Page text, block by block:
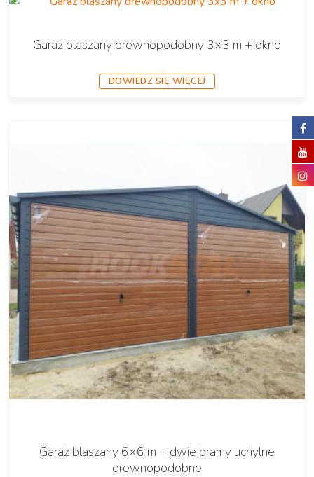
Garaż blaszany drewnopodobny 3×3 m + okno
DOWIEDZ SIĘ WIĘCEJ
Garaż blaszany 6×6 m + dwie bramy uchylne
drewnopodobne